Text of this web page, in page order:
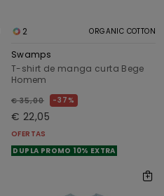
2 ORGANIC COTTON
Swamps
T-shirt de manga curta Bege
Homem
€ 35,00 37%
€ 22,05
OFERTAS
DUPLA PROMO 10% EXTRA